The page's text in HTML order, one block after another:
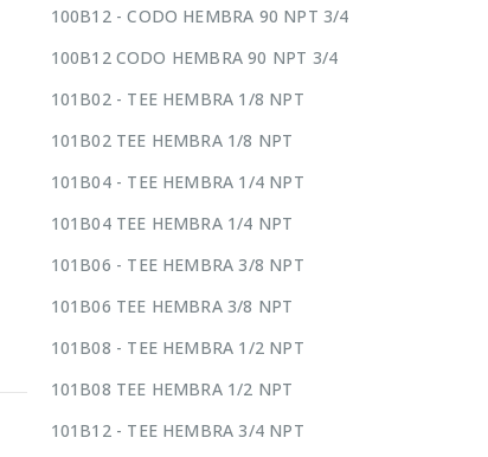
100B12 - CODO HEMBRA 90 NPT 3/4
100B12 CODO HEMBRA 90 NPT 3/4
101B02 - TEE HEMBRA 1/8 NPT
101B02 TEE HEMBRA 1/8 NPT
101B04 - TEE HEMBRA 1/4 NPT
101B04 TEE HEMBRA 1/4 NPT
101B06 - TEE HEMBRA 3/8 NPT
101B06 TEE HEMBRA 3/8 NPT
101B08 - TEE HEMBRA 1/2 NPT
101B08 TEE HEMBRA 1/2 NPT
101B12 - TEE HEMBRA 3/4 NPT